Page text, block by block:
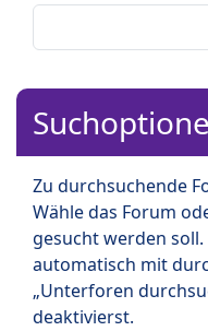
Zu durchsuchende
Wähle das Forum
gesucht werden
automatisch mit
„Unterforen
deaktivierst.